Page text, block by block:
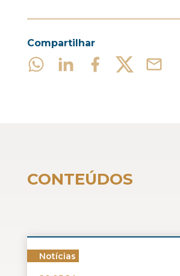
Compartilhar
CONTEÚDOS
Notícias